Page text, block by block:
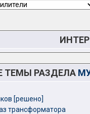
ТЕМЫ РАЗДЕЛА
[решено]
трансформатора